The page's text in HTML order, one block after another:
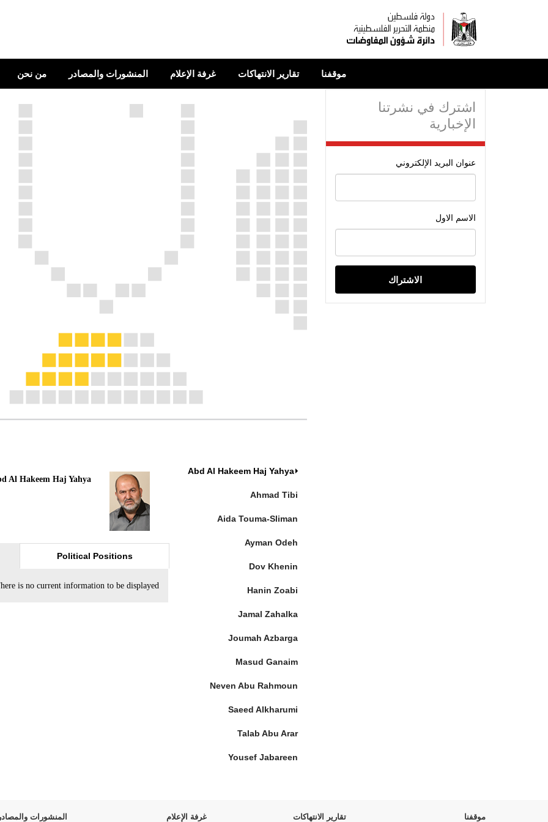
موقفنا تقارير الانتهاكات غرفة الإعلام المنشورات والمصادر من نحن
Abd Al Hakeem Haj Yahya
Ahmad Tibi
Aida Touma-Sliman
Ayman Odeh
Dov Khenin
Hanin Zoabi
Jamal Zahalka
Joumah Azbarga
Masud Ganaim
Neven Abu Rahmoun
Saeed Alkharumi
Talab Abu Arar
Yousef Jabareen
Al Hakeem Haj Yahya
Political Positions
is no current information to be displayed.
اشترك في نشرتنا
الإخبارية
عنوان البريد الإلكتروني
الاسم الاول
الاشتراك
موقفنا تقارير الانتهاكات غرفة الإعلام المنشورات